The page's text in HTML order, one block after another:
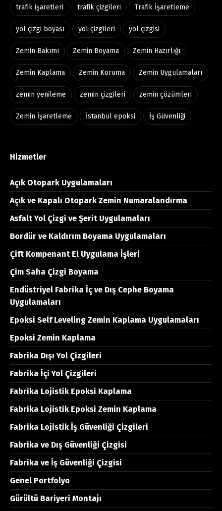
trafik işaretleri trafik çizgileri Trafik İşaretleme
yol çizgi boyası yol çizgileri yol çizgisi
Zemin Bakımı Zemin Boyama Zemin Hazırlığı
Zemin Kaplama Zemin Koruma Zemin Uygulamaları
zemin yenileme zemin çizgileri zemin çözümleri
Zemin İşaretleme İstanbul epoksi İş Güvenliği
Hizmetler
Açık Otopark Uygulamaları
Açık ve Kapalı Otopark Zemin Numaralandırma
Asfalt Yol Çizgi ve Şerit Uygulamaları
Bordür ve Kaldırım Boyama Uygulamaları
Çift Kompenant El Uygulama İşleri
Çim Saha Çizgi Boyama
Endüstriyel Fabrika İç ve Dış Cephe Boyama
Uygulamaları
Epoksi Self Leveling Zemin Kaplama Uygulamaları
Epoksi Zemin Kaplama
Fabrika Dışı Yol Çizgileri
Fabrika İçi Yol Çizgileri
Fabrika Lojistik Epoksi Kaplama
Fabrika Lojistik Epoksi Zemin Kaplama
Fabrika Lojistik İş Güvenliği Çizgileri
Fabrika ve Dış Güvenliği Çizgisi
Fabrika ve İş Güvenliği Çizgisi
Genel Portfolyo
Gürültü Bariyeri Montajı